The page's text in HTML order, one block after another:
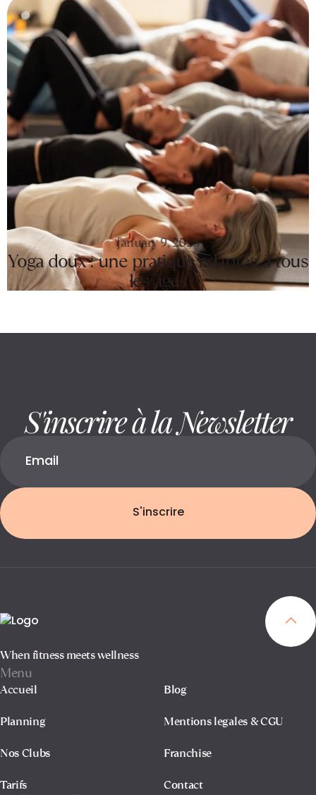
January 9, 2026
Yoga doux : une pratique adaptée à tous
les âges
S'inscrire à la Newsletter
S'inscrire
When fitness meets wellness
Menu
Accueil
Planning
Nos Clubs
Tarifs
Blog
Mentions legales & CGU
Franchise
Contact